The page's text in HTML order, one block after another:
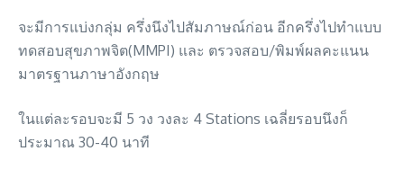
จะมีการแบ่งกลุ่ม ครึ่งนึงไปสัมภาษณ์ก่อน อีกครึ่งไปทำแบบ
ทดสอบสุขภาพจิต(MMPI) และ ตรวจสอบ/พิมพ์ผลคะแนน
มาตรฐานภาษาอังกฤษ
ในแต่ละรอบจะมี 5 วง วงละ 4 Stations เฉลี่ยรอบนึงก็
ประมาณ 30-40 นาที